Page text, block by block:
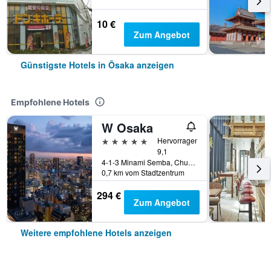
10 €
Zum Angebot
Günstigste Hotels in Ōsaka anzeigen
Empfohlene Hotels
W Osaka
5 Sterne
Hervorragend
9,1
4-1-3 Minami Semba, Chuo-ku, Ōsaka, Japan
0,7 km vom Stadtzentrum
294 € Zum Angebot
Weitere empfohlene Hotels anzeigen